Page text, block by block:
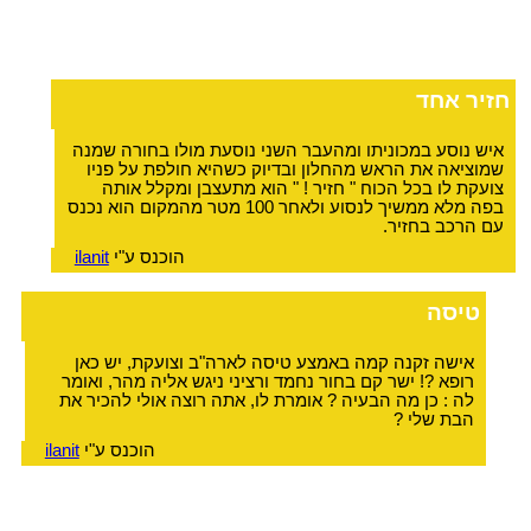
חזיר אחד
איש נוסע במכוניתו ומהעבר השני נוסעת מולו בחורה שמנה
שמוציאה את הראש מהחלון ובדיוק כשהיא חולפת על פניו
צועקת לו בכל הכוח " חזיר ! " הוא מתעצבן ומקלל אותה
בפה מלא ממשיך לנסוע ולאחר 100 מטר מהמקום הוא נכנס
עם הרכב בחזיר.
הוכנס ע"יilanit
טיסה
אישה זקנה קמה באמצע טיסה לארה"ב וצועקת, יש כאן
רופא ?! ישר קם בחור נחמד ורציני ניגש אליה מהר, ואומר
לה : כן מה הבעיה ? אומרת לו, אתה רוצה אולי להכיר את
הבת שלי ?
הוכנס ע"יilanit